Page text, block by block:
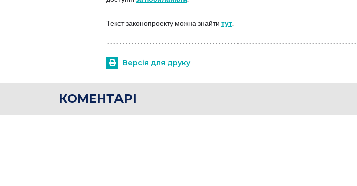
Текст законопроекту можна знайти тут.
Версія для друку
КОМЕНТАРІ